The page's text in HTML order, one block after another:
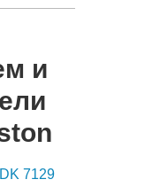
и
7129